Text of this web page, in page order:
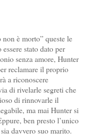
è morto” queste le
stato dato per
senza amore, Hunter
reclamare il proprio
a riconoscere
di rivelarle segreti che
di rinnovarle il
ma mai Hunter si
ben presto l’unico
davvero suo marito.